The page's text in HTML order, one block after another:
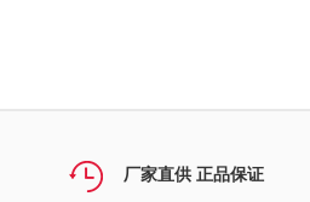
厂家直供 正品保证